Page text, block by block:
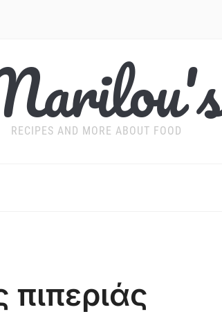
RECIPES AND MORE ABOUT FOOD
πιπεριάς